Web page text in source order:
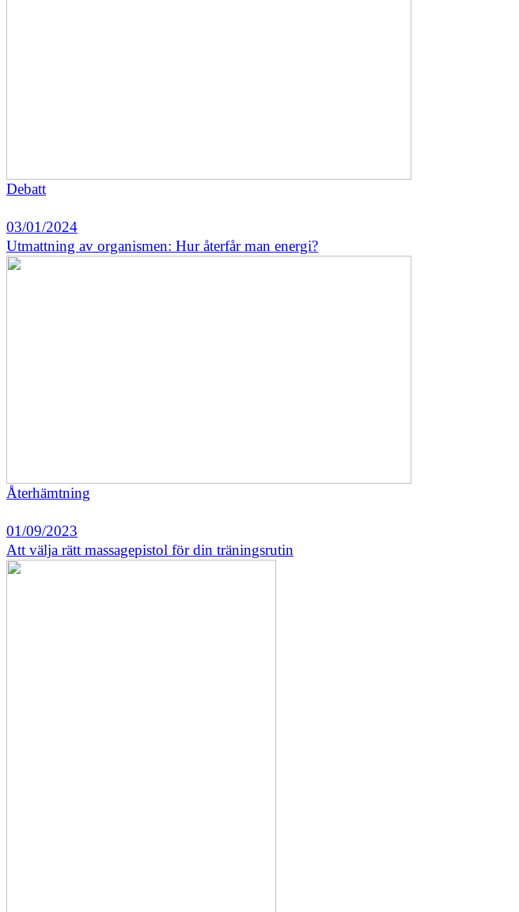
Debatt
03/01/2024
Utmattning av organismen: Hur återfår man energi?
Återhämtning
01/09/2023
Att välja rätt massagepistol för din träningsrutin